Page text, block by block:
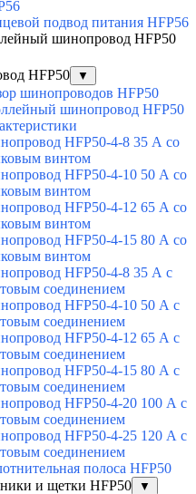
подвод питания HFP56
шинопровод HFP50
HFP50 ▼
шинопроводов HFP50
шинопровод HFP50
HFP50-4-8 35 А со
винтом
HFP50-4-10 50 А со
винтом
HFP50-4-12 65 А со
винтом
HFP50-4-15 80 А со
винтом
HFP50-4-8 35 А с
соединением
HFP50-4-10 50 А с
соединением
HFP50-4-12 65 А с
соединением
HFP50-4-15 80 А с
соединением
HFP50-4-20 100 А с
соединением
HFP50-4-25 120 А с
соединением
полоса HFP50
и щетки HFP50
▼